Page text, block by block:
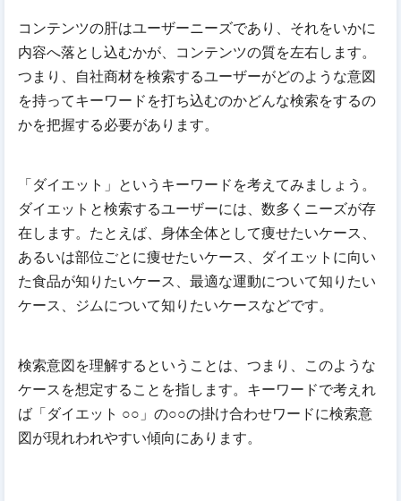
コンテンツの肝はユーザーニーズであり、それをいかに
内容へ落とし込むかが、コンテンツの質を左右します。
つまり、自社商材を検索するユーザーがどのような意図
を持ってキーワードを打ち込むのかどんな検索をするの
かを把握する必要があります。
「ダイエット」というキーワードを考えてみましょう。
ダイエットと検索するユーザーには、数多くニーズが存
在します。たとえば、身体全体として痩せたいケース、
あるいは部位ごとに痩せたいケース、ダイエットに向い
た食品が知りたいケース、最適な運動について知りたい
ケース、ジムについて知りたいケースなどです。
検索意図を理解するということは、つまり、このような
ケースを想定することを指します。キーワードで考えれ
ば「ダイエット ○○」の○○の掛け合わせワードに検索意
図が現れわれやすい傾向にあります。